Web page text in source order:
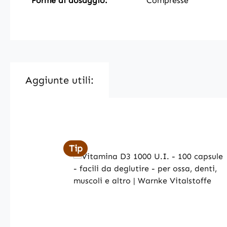
Aggiunte utili:
Tip